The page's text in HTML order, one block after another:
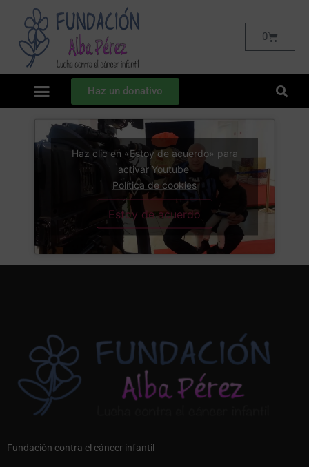
0
Haz un donativo
Haz clic en «Estoy de acuerdo» para
activar Youtube
Política de cookies
Estoy de acuerdo
Fundación contra el cáncer infantil